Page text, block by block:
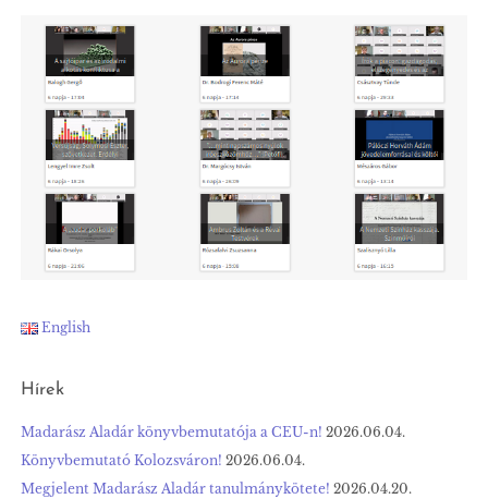
English
Hírek
Madarász Aladár könyvbemutatója a CEU-n! 2026.06.04.
Könyvbemutató Kolozsváron! 2026.06.04.
Megjelent Madarász Aladár tanulmánykötete! 2026.04.20.